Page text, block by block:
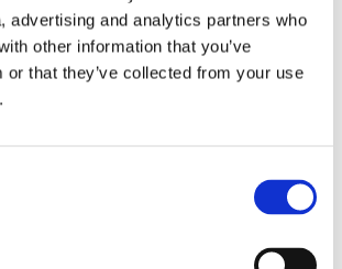
advertising and analytics partners who
other information that you’ve
or that they’ve collected from your use